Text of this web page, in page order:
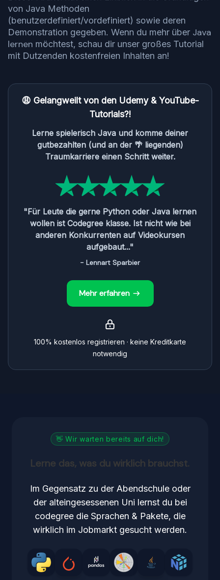
von Java Methoden
(benutzerdefiniert/vordefiniert) sowie deren
Demonstration gegeben. Wenn du mehr über Java
lernen möchtest, schau dir unser großes Tutorial
mit Dutzenden kostenfreien Inhalten an!
😩 Gelangweilt von den Udemy & YouTube-
Tutorials?!
Lerne spielerisch Java und komme deiner
gutbezahlten (und an der 🌴 liegenden)
Traumkarriere einen Schritt weiter.
"Für Leute die gerne Python oder Java lernen
wollen ist Codegree klasse. Ist nicht wie bei
anderen Konkurrenten auf Videokursen
aufgebaut..."
- Lennart Sparbier
Mehr erfahren
100% kostenlos registrieren · keine Kreditkarte
notwendig
👋 Wir warten bereits auf dich!
Lerne das, was du wirklich brauchst.
Im Gegensatz zu der Abendschule oder
der alteingesessenen Uni lernst du bei
codegree die Sprachen & Pakete, die
wirklich im Jobmarkt gesucht werden.